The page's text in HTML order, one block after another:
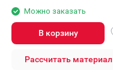
Можно заказать
В корзину
Рассчитать материал